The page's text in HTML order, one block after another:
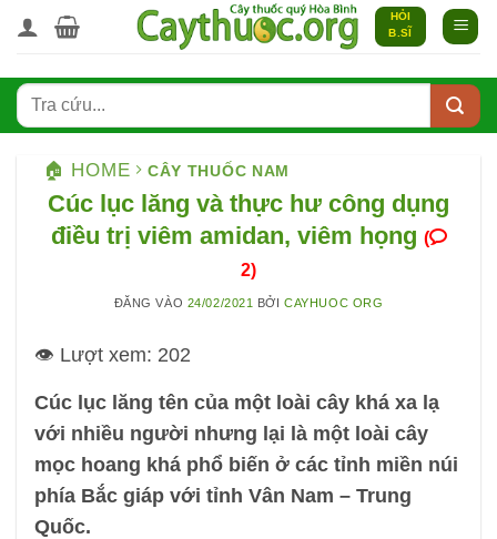
qua
dung
HỎI
B.SĨ
🏠 HOME CÂY THUỐC NAM
Cúc lục lăng và thực hư công dụng
điều trị viêm amidan, viêm họng (
2)
ĐĂNG VÀO 24/02/2021 BỞICAYHUOC ORG
👁️ Lượt xem: 202
Cúc lục lăng tên của một loài cây khá xa lạ
với nhiều người nhưng lại là một loài cây
mọc hoang khá phổ biến ở các tỉnh miền núi
phía Bắc giáp với tỉnh Vân Nam – Trung
Quốc.